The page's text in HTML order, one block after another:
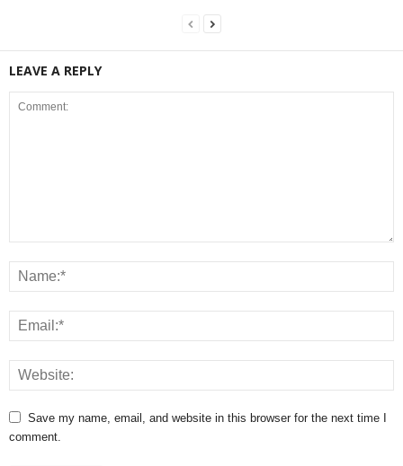
LEAVE A REPLY
Save my name, email, and website in this browser for the next time I
comment.